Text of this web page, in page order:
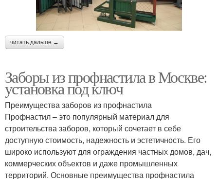
читать дальше →
Заборы из профнастила в Москве:
установка под ключ
Преимущества заборов из профнастила
Профнастил – это популярный материал для
строительства заборов, который сочетает в себе
доступную стоимость, надежность и эстетичность. Его
широко используют для ограждения частных домов, дач,
коммерческих объектов и даже промышленных
территорий. Основные преимущества профнастила